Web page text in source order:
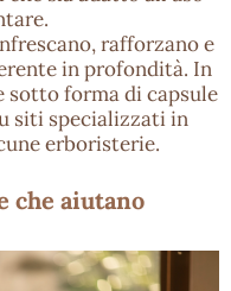
rafforzano e
in profondità. In
sotto forma di capsule
siti specializzati in
erboristerie.
che aiutano